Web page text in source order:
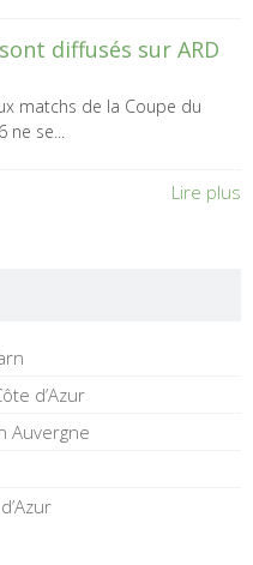
diffusés sur ARD
matchs de la Coupe du
se...
Lire plus
d’Azur
Auvergne